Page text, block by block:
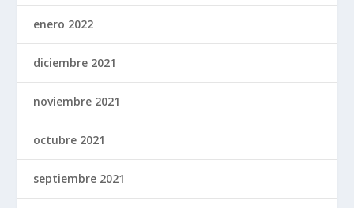
enero 2022
diciembre 2021
noviembre 2021
octubre 2021
septiembre 2021